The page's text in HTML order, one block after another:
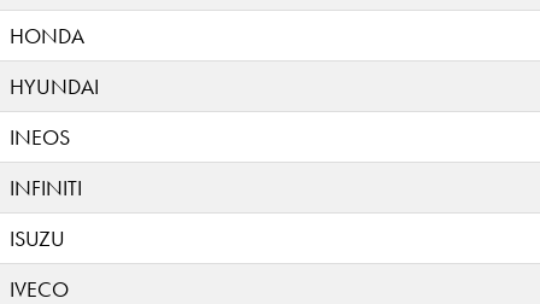
HONDA
HYUNDAI
INEOS
INFINITI
ISUZU
IVECO